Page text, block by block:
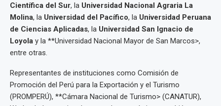
Científica del Sur, la Universidad Nacional Agraria La
Molina, la Universidad del Pacífico, la Universidad Peruana
de Ciencias Aplicadas, la Universidad San Ignacio de
Loyola y la **Universidad Nacional Mayor de San Marcos>,
entre otras.
Representantes de instituciones como Comisión de
Promoción del Perú para la Exportación y el Turismo
(PROMPERÚ), **Cámara Nacional de Turismo> (CANATUR),